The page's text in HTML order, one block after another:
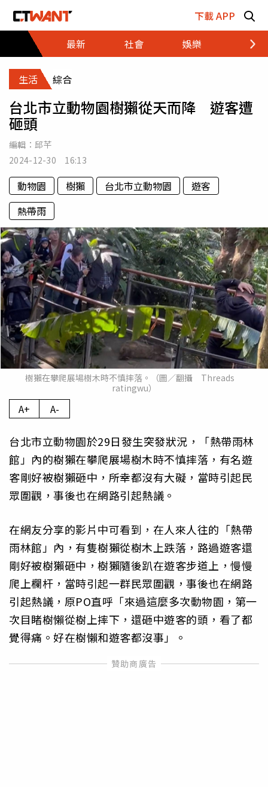
下載 APP
最新
社會 娛樂 財經
生活 綜合
台北市立動物園樹獺從天而降 遊客遭
砸頭
編輯： 邱芊
2024-12-30 16:13
動物園 樹獺 台北市立動物園
遊客
熱帶雨
樹獺在攀爬展場樹木時不慎摔落。（圖／翻攝 Threads
ratingwu）
A+ A-
台北市立動物園於29日發生突發狀況，「熱帶雨林
館」內的樹獺在攀爬展場樹木時不慎摔落，有名遊
客剛好被樹獺砸中，所幸都沒有大礙，當時引起民
眾圍觀，事後也在網路引起熱議。
在網友分享的影片中可看到，在人來人往的「熱帶
雨林館」內，有隻樹獺從樹木上跌落，路過遊客還
剛好被樹獺砸中，樹獺隨後趴在遊客步道上，慢慢
爬上欄杆，當時引起一群民眾圍觀，事後也在網路
引起熱議，原PO直呼「來過這麼多次動物園，第一
次目睹樹懶從樹上摔下，還砸中遊客的頭，看了都
覺得痛。好在樹懶和遊客都沒事」。